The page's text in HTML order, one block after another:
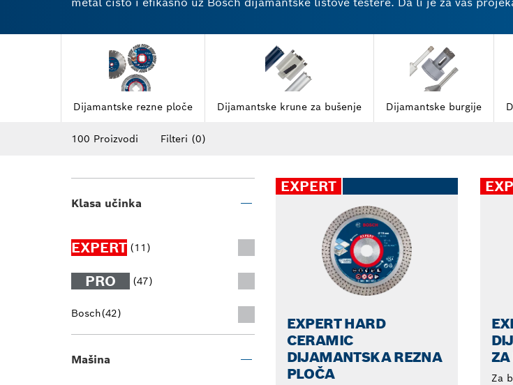
dijamantsko bušenje, sečenje i brušenje koje će vam pomoći sa svim
Dijamantske rezne ploče Dijamantske krune za bušenje Dijamantske burgije
100 Proizvodi Filteri (0)
Klasa učinka
EXPERT (11)
PRO (47)
Bosch(42)
Mašina
EXPERT
EXPERT HARD
CERAMIC
DIJAMANTSKA REZNA
PLOČA
ZA
Za